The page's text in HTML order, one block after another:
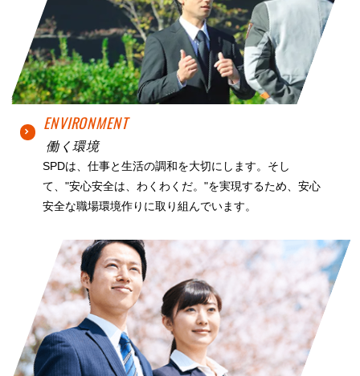
ENVIRONMENT
働く環境
SPDは、仕事と生活の調和を大切にします。そし
て、"安心安全は、わくわくだ。"を実現するため、安心
安全な職場環境作りに取り組んでいます。